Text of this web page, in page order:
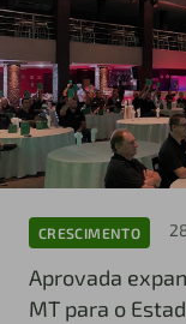
CRESCIMENTO
Aprovada
MT para o